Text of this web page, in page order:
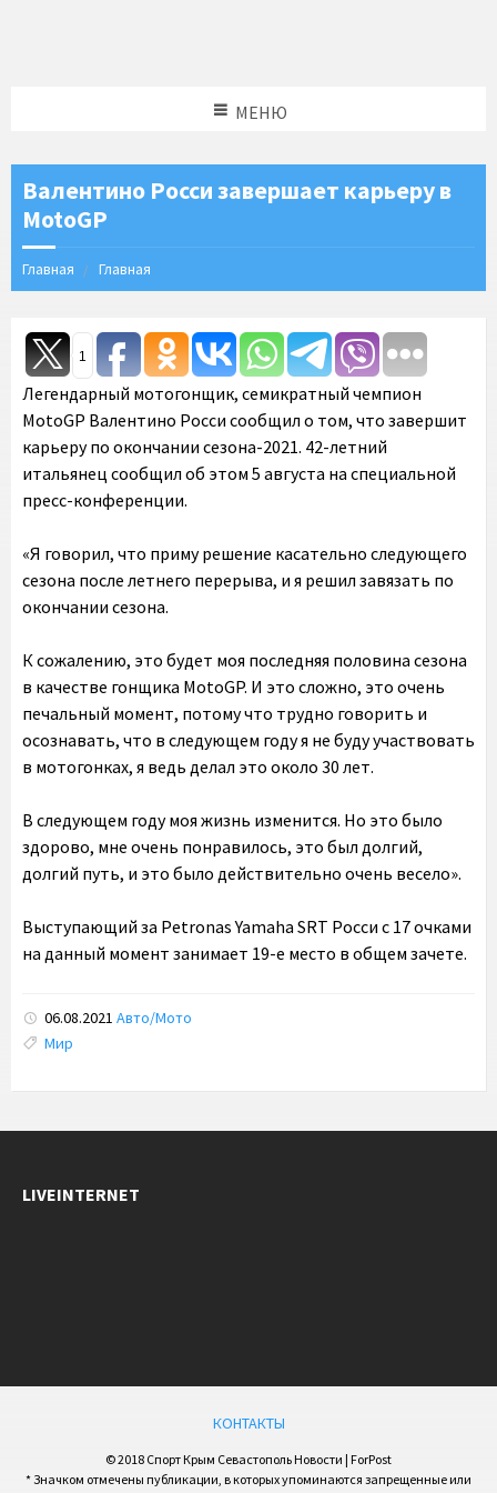
МЕНЮ
Валентино Росси завершает карьеру в
MotoGP
Главная Главная
1
Легендарный мотогонщик, семикратный чемпион
MotoGP Валентино Росси сообщил о том, что завершит
карьеру по окончании сезона-2021. 42-летний
итальянец сообщил об этом 5 августа на специальной
пресс-конференции.
«Я говорил, что приму решение касательно следующего
сезона после летнего перерыва, и я решил завязать по
окончании сезона.
К сожалению, это будет моя последняя половина сезона
в качестве гонщика MotoGP. И это сложно, это очень
печальный момент, потому что трудно говорить и
осознавать, что в следующем году я не буду участвовать
в мотогонках, я ведь делал это около 30 лет.
В следующем году моя жизнь изменится. Но это было
здорово, мне очень понравилось, это был долгий,
долгий путь, и это было действительно очень весело».
Выступающий за Petronas Yamaha SRT Росси с 17 очками
на данный момент занимает 19-е место в общем зачете.
06.08.2021 Авто/Мото
Tags:
Мир
LIVEINTERNET
КОНТАКТЫ
© 2018 Спорт Крым Севастополь Новости | ForPost
* Значком отмечены публикации, в которых упоминаются запрещенные или